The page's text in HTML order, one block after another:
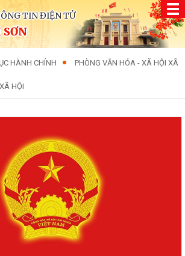
TIN ĐIỆN TỬ
HÀNH CHÍNH PHÒNG VĂN HÓA - XÃ HỘI XÃ
HỘI